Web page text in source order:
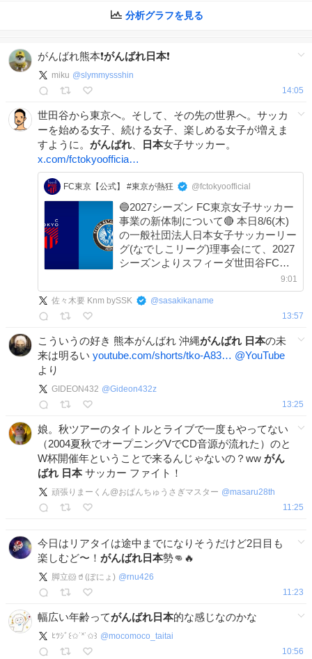
分析グラフを見る
がんばれ熊本❗️がんばれ日本❗️
miku @slymmyssshin
14:05
世田谷から東京へ。そして、その先の世界へ。サッカ
ーを始める女子、続ける女子、楽しめる女子が増えま
すように。 がんばれ 日本女子サッカー。
x.com/fctokyoofficia…
FC東京【公式】 #東京が熱狂 @fctokyoofficial
🔵2027シーズン FC東京女子サッカー
事業の新体制について🔴 本日8/6(木)
の一般社団法人日本女子サッカーリー
グ(なでしこリーグ)理事会にて、2027
シーズンよりスフィーダ世田谷FCの
クラブ名が『FC東京スフィーダ』と
なることが承認されました。 詳細は
こちら➡️fctokyo.co.jp/news/details/3…
9:01
佐々木要 Knm bySSK @sasakikaname
13:57
こういうの好き 熊本がんばれ 沖縄がんばれ 日本の未
来は明るい youtube.com/shorts/tko-A83… @YouTube
より
GIDEON432 @Gideon432z
13:25
娘。秋ツアーのタイトルとライブで一度もやってない
（2004夏秋でオープニングVでCD音源が流れた）のと
W杯開催年ということで来るんじゃないの？ww がん
ばれ 日本サッカー ファイト！
頑張りまーくん@おぱんちゅうさぎマスター @masaru28th
11:25
今日はリアタイは途中までになりそうだけど2日目も
楽しむど〜！ がんばれ日本勢👊🔥
脚立🐹🥤(ぽにょ) @rnu426
11:23
幅広い年齢ってがんばれ日本的な感じなのかな
ﾋﾂｼﾞ꒰✩˙˟˙✩꒱ @mocomoco_taitai
10:56